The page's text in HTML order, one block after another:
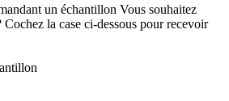
un échantillon Vous souhaitez
Cochez la case ci-dessous pour recevoir